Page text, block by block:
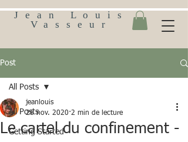
Jean Louis
Vasseur
Post
All Posts
Getting Started
All Posts
Le cartel du confinement -
jeanlouis
26 nov. 2020 2 min de lecture